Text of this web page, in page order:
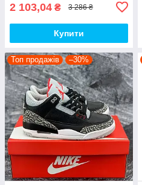
2 103,04 ₴ 3 286 ₴
Купити
Топ продажів –30%